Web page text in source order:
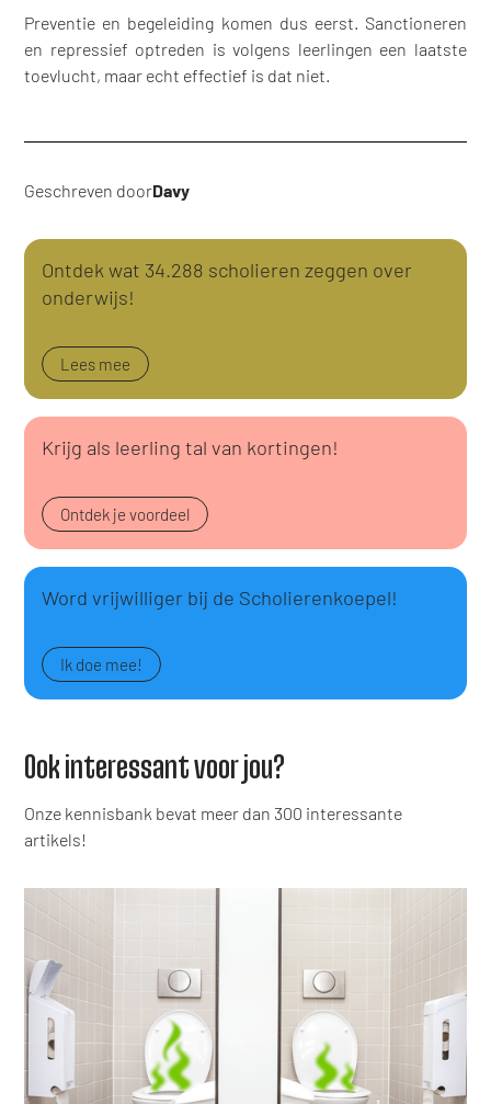
Preventie en begeleiding komen dus eerst. Sanctioneren
en repressief optreden is volgens leerlingen een laatste
toevlucht, maar echt effectief is dat niet.
Geschreven doorDavy
Ontdek wat 34.288 scholieren zeggen over
onderwijs!
Lees mee
Krijg als leerling tal van kortingen!
Ontdek je voordeel
Word vrijwilliger bij de Scholierenkoepel!
Ik doe mee!
Ook interessant voor jou?
Onze kennisbank bevat meer dan 300 interessante
artikels!